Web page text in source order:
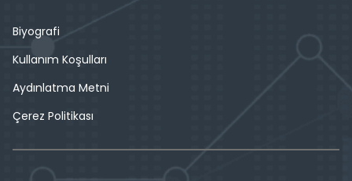
Biyografi
Kullanım Koşulları
Aydınlatma Metni
Çerez Politikası